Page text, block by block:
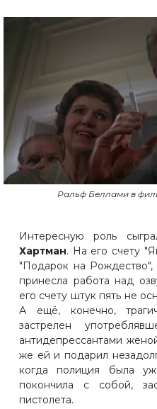
Ральф Беллами в
Интересную роль
Хартман. На его счету
"Подарок на
принесла работа над
его счету штук пять не
А ещё, конечно,
застрелен
антидепрессантами
же ей и подарил
когда полиция была
покончила с собой,
пистолета.